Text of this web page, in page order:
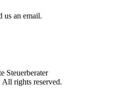
us an email.
Steuerberater
All rights reserved.